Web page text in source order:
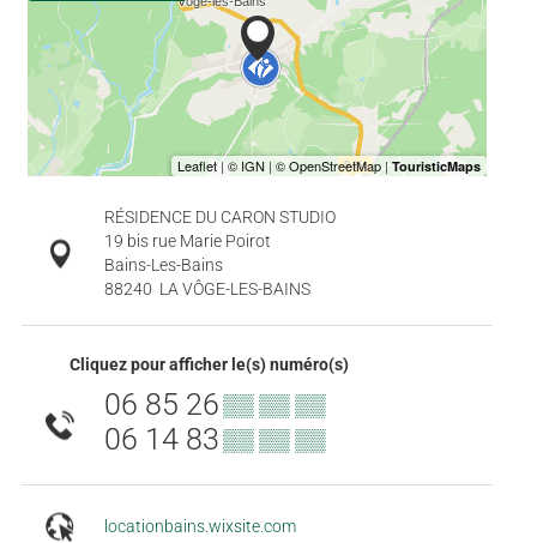
RÉSIDENCE DU CARON STUDIO
19 bis rue Marie Poirot
Bains-Les-Bains
88240 LA VÔGE-LES-BAINS
Cliquez pour afficher le(s) numéro(s)
06 85 26▒▒ ▒▒ ▒▒
06 14 83▒▒ ▒▒ ▒▒
locationbains.wixsite.com